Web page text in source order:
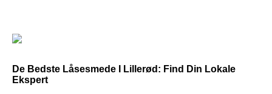
De Bedste Låsesmede I Lillerød: Find Din Lokale
Ekspert